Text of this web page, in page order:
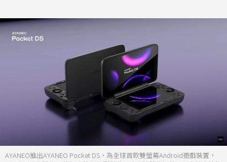
AYANEO推出AYANEO Pocket DS，為全球首款雙螢幕Android遊戲裝置，